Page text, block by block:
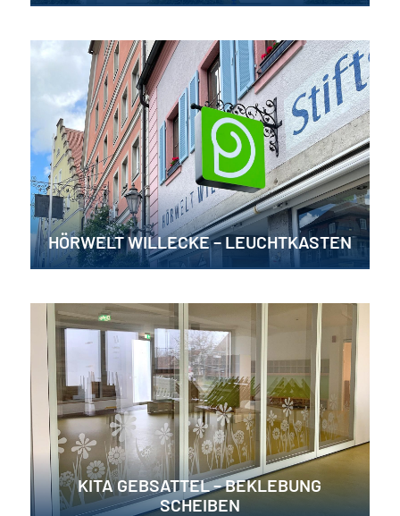
HÖRWELT WILLECKE – LEUCHTKASTEN
KITA GEBSATTEL – BEKLEBUNG
SCHEIBEN